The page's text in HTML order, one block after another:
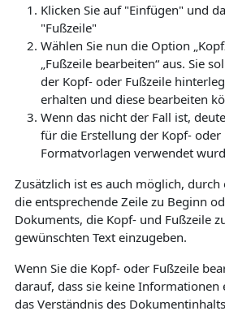
Klicken Sie auf "Einfügen" und
"Fußzeile"
Wählen Sie nun die Option
„Fußzeile bearbeiten“ aus. Sie
der Kopf- oder Fußzeile
erhalten und diese bearbeiten
Wenn das nicht der Fall ist,
für die Erstellung der Kopf- oder
Formatvorlagen verwendet
Zusätzlich ist es auch möglich,
die entsprechende Zeile zu Beginn
Dokuments, die Kopf- und Fußzeile
gewünschten Text einzugeben.
Wenn Sie die Kopf- oder Fußzeile
darauf, dass sie keine
das Verständnis des